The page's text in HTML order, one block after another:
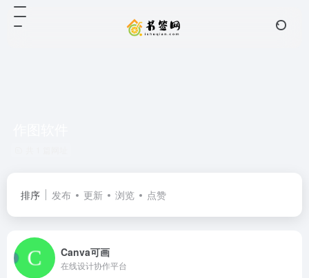
排序 发布 更新 浏览 点赞
Canva可画
在线设计协作平台